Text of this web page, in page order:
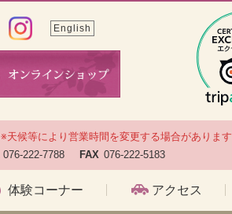
English
※天候等により営業時間を変更する場合があります
076-222-7788 FAX 076-222-5183
体験コーナー アクセス